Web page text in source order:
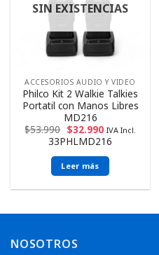
SIN EXISTENCIAS
ACCESORIOS AUDIO Y VIDEO
Philco Kit 2 Walkie Talkies
Portatil con Manos Libres
MD216
$53.990 $32.990 IVA Incl.
33PHLMD216
Leer más
NOSOTROS